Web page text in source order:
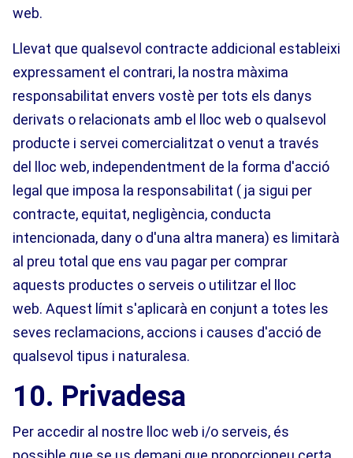
web.
Llevat que qualsevol contracte addicional estableixi
expressament el contrari, la nostra màxima
responsabilitat envers vostè per tots els danys
derivats o relacionats amb el lloc web o qualsevol
producte i servei comercialitzat o venut a través
del lloc web, independentment de la forma d'acció
legal que imposa la responsabilitat ( ja sigui per
contracte, equitat, negligència, conducta
intencionada, dany o d'una altra manera) es limitarà
al preu total que ens vau pagar per comprar
aquests productes o serveis o utilitzar el lloc
web. Aquest límit s'aplicarà en conjunt a totes les
seves reclamacions, accions i causes d'acció de
qualsevol tipus i naturalesa.
10. Privadesa
Per accedir al nostre lloc web i/o serveis, és